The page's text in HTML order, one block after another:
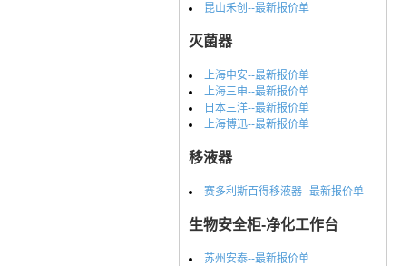
昆山禾创--最新报价单
灭菌器
上海申安--最新报价单
上海三申--最新报价单
日本三洋--最新报价单
上海博迅--最新报价单
移液器
赛多利斯百得移液器--最新报价单
生物安全柜-净化工作台
苏州安泰--最新报价单